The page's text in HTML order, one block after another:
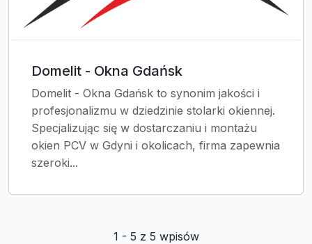
Domelit - Okna Gdańsk
Domelit - Okna Gdańsk to synonim jakości i
profesjonalizmu w dziedzinie stolarki okiennej.
Specjalizując się w dostarczaniu i montażu
okien PCV w Gdyni i okolicach, firma zapewnia
szeroki...
1 - 5 z 5 wpisów